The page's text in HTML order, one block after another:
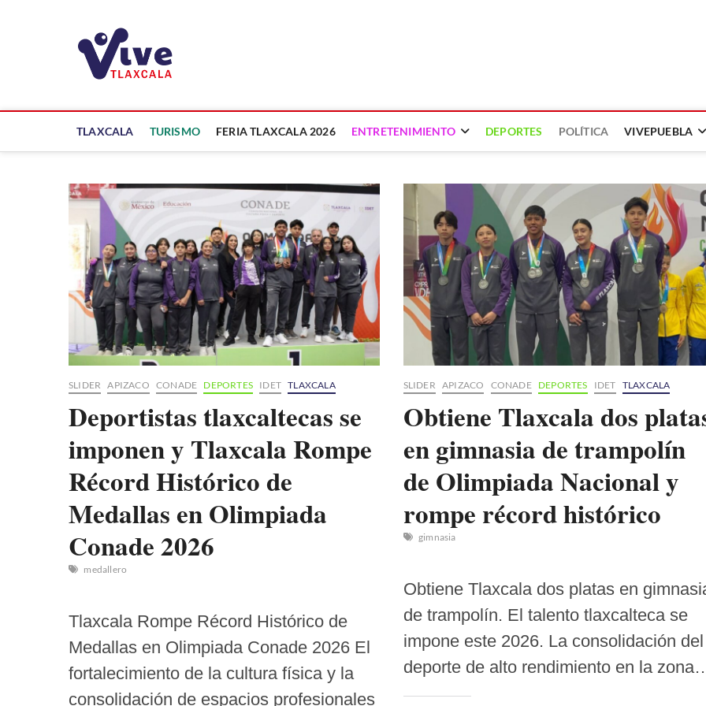
TLAXCALA TURISMO FERIA TLAXCALA 2026 ENTRETENIMIENTO DEPORTES POLÍTICA VIVEPUEBLA
SLIDER APIZACO CONADE DEPORTES IDET TLAXCALA
Deportistas tlaxcaltecas se
imponen y Tlaxcala Rompe
Récord Histórico de
Medallas en Olimpiada
Conade 2026
medallero
Tlaxcala Rompe Récord Histórico de
Medallas en Olimpiada Conade 2026 El
fortalecimiento de la cultura física y la
consolidación de espacios profesionales
SLIDER APIZACO CONADE DEPORTES IDET TLAXCALA
Obtiene Tlaxcala dos
en gimnasia de trampolín
de Olimpiada Nacional y
rompe récord histórico
gimnasia
Obtiene Tlaxcala dos platas en
de trampolín. El talento tlaxcalteca se
impone este 2026. La consolidación del
deporte de alto rendimiento en la